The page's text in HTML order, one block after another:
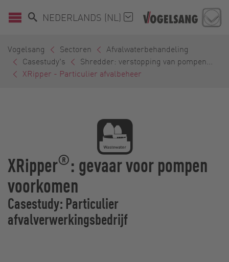
NEDERLANDS (NL)
Vogelsang Sectoren
Afvalwaterbehandeling
Casestudy's
Shredder: verstopping van pompen...
XRipper - Particulier afvalbeheer
XRipper®: gevaar voor pompen
voorkomen
Casestudy: Particulier
afvalverwerkingsbedrijf